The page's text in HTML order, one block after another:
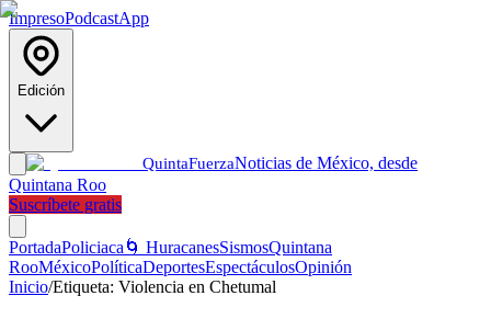
ImpresoPodcastApp
Edición
QuintaFuerzaNoticias de México, desde
Quintana Roo
Suscríbete gratis
PortadaPoliciaca 🌀 HuracanesSismosQuintana
RooMéxicoPolíticaDeportesEspectáculosOpinión
Inicio/Etiqueta: Violencia en Chetumal